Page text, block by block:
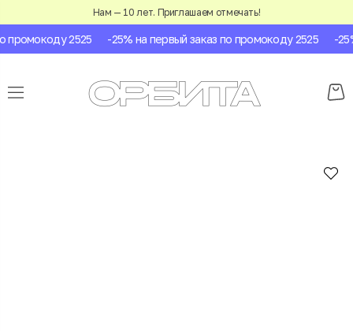
Нам — 10 лет. Приглашаем отмечать!
2525 -25% на первый заказ по промокоду 2525 -